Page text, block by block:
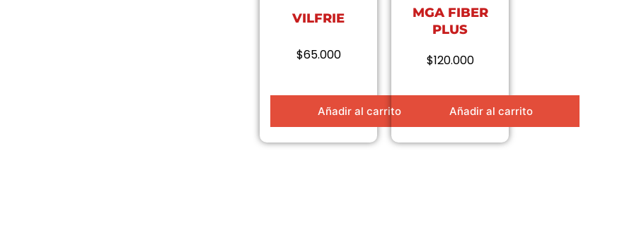
VILFRIE
$65.000
Añadir al carrito
MGA FIBER
PLUS
$120.000
Añadir al carrito